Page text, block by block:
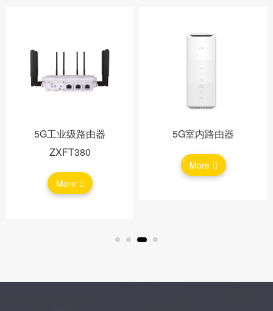
5G工业级路由器
ZXFT380
More
5G室内路由器
More